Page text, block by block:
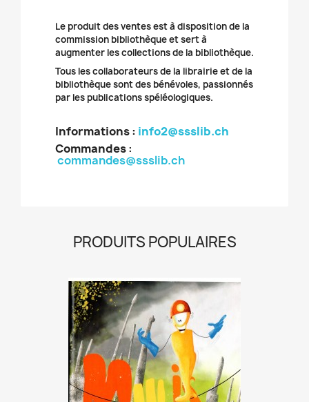
Le produit des ventes est à disposition de la
commission bibliothèque et sert à
augmenter les collections de la bibliothèque.
Tous les collaborateurs de la librairie et de la
bibliothèque sont des bénévoles, passionnés
par les publications spéléologiques.
Informations : info2@ssslib.ch
Commandes:
commandes@ssslib.ch
PRODUITS POPULAIRES